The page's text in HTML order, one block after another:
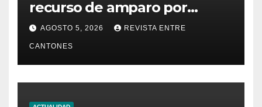
recurso de amparo por
presunta falta de respuesta
en relación con los
fundamentos técnicos del
examen de incorporación al
Colegio de Abogados
AGOSTO 5, 2026 REVISTA ENTRE
CANTONES